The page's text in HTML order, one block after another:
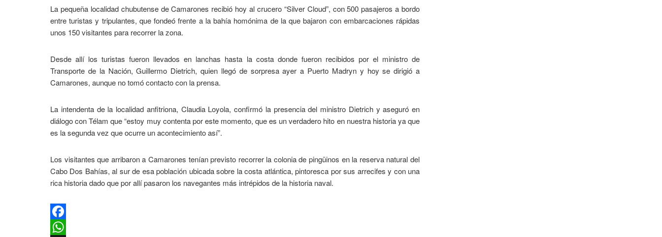
La pequeña localidad chubutense de Camarones recibió hoy al crucero “Silver Cloud”, con 500 pasajeros a bordo
entre turistas y tripulantes, que fondeó frente a la bahía homónima de la que bajaron con embarcaciones rápidas
unos 150 visitantes para recorrer la zona.
Desde allí los turistas fueron llevados en lanchas hasta la costa donde fueron recibidos por el ministro de
Transporte de la Nación, Guillermo Dietrich, quien llegó de sorpresa ayer a Puerto Madryn y hoy se dirigió a
Camarones, aunque no tomó contacto con la prensa.
La intendenta de la localidad anfitriona, Claudia Loyola, confirmó la presencia del ministro Dietrich y aseguró en
diálogo con Télam que “estoy muy contenta por este momento, que es un verdadero hito en nuestra historia ya que
es la segunda vez que ocurre un acontecimiento así”.
Los visitantes que arribaron a Camarones tenían previsto recorrer la colonia de pingüinos en la reserva natural del
Cabo Dos Bahías, al sur de esa población ubicada sobre la costa atlántica, pintoresca por sus arrecifes y con una
rica historia dado que por allí pasaron los navegantes más intrépidos de la historia naval.
Facebook